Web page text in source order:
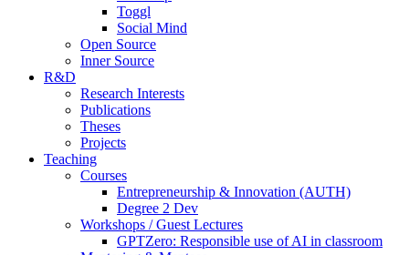
Toggl
Social Mind
Open Source
Inner Source
R&D
Research Interests
Publications
Theses
Projects
Teaching
Courses
Entrepreneurship & Innovation (AUTH)
Degree 2 Dev
Workshops / Guest Lectures
GPTZero: Responsible use of AI in classroom